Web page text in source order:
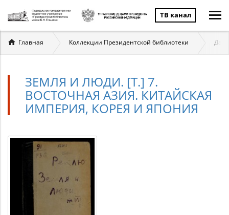
ТВ канал
Вы
здесь
Главная Коллекции Президентской библиотеки
ЗЕМЛЯ И ЛЮДИ. [Т.] 7.
ВОСТОЧНАЯ АЗИЯ. КИТАЙСКАЯ
ИМПЕРИЯ, КОРЕЯ И ЯПОНИЯ